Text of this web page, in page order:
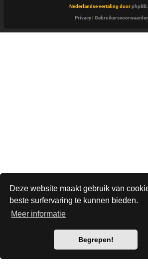
Deze website maakt gebruik van
beste surfervaring te kunnen bieden.
Meer informatie
Begrepen!
Nederlandse vertaling door
Privacy| Gebruikersvoorwaarden